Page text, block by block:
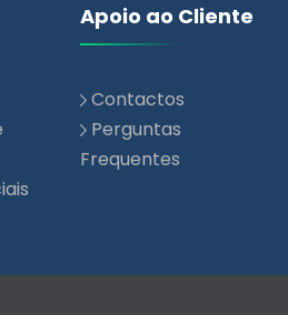
Apoio ao Cliente
Contactos
Perguntas
Frequentes